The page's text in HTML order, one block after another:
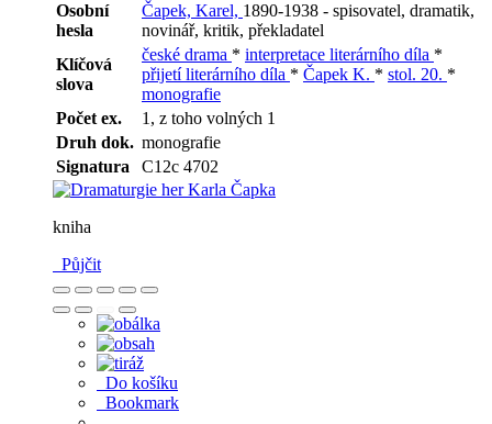
Osobní
hesla
Čapek, Karel, 1890-1938 - spisovatel, dramatik,
novinář, kritik, překladatel
Klíčová
slova
české drama * interpretace literárního díla *
přijetí literárního díla * Čapek K. * stol. 20. *
monografie
Počet ex.
1, z toho volných 1
Druh dok. monografie
Signatura
C12c 4702
kniha
Půjčit
Do košíku
Bookmark